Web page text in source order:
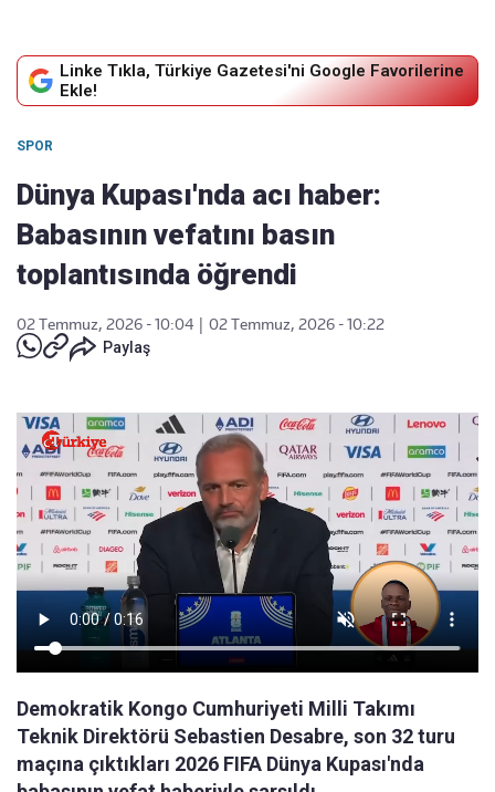
Linke Tıkla, Türkiye Gazetesi'ni Google Favorilerine
Ekle!
SPOR
Dünya Kupası'nda acı haber:
Babasının vefatını basın
toplantısında öğrendi
02 Temmuz, 2026 - 10:04
02 Temmuz, 2026 - 10:22
Paylaş
Demokratik Kongo Cumhuriyeti Milli Takımı
Teknik Direktörü Sebastien Desabre, son 32 turu
maçına çıktıkları 2026 FIFA Dünya Kupası'nda